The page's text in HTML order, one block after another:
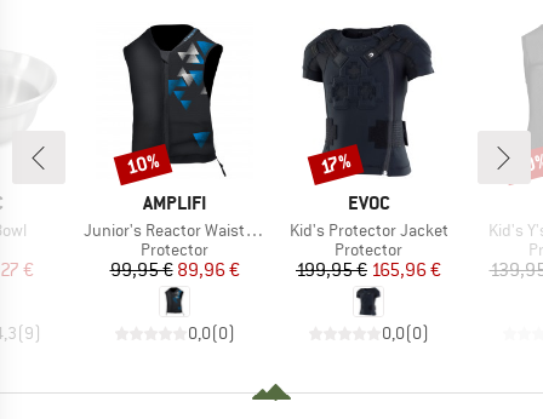
reducido
€
(9)
MARCA
AMPLIFI
Artículo
Junior's Reactor Waistcoat
Product group
Protector
Precio
99,95 €Precio reducido
89,96 €
0,0(0)
Descuento
10%
MARCA
EVOC
Artículo
Kid's Protector Jacket
Product group
Protector
Precio
199,95 €Precio reducido
165,96 €
0,0(0)
Descuento
17%
Artículo
Kid's